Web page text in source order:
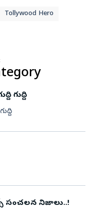
Tollywood Hero
కారుతో గుద్ది గుద్ది
గుద్ది
సంచలన నిజాలు..!